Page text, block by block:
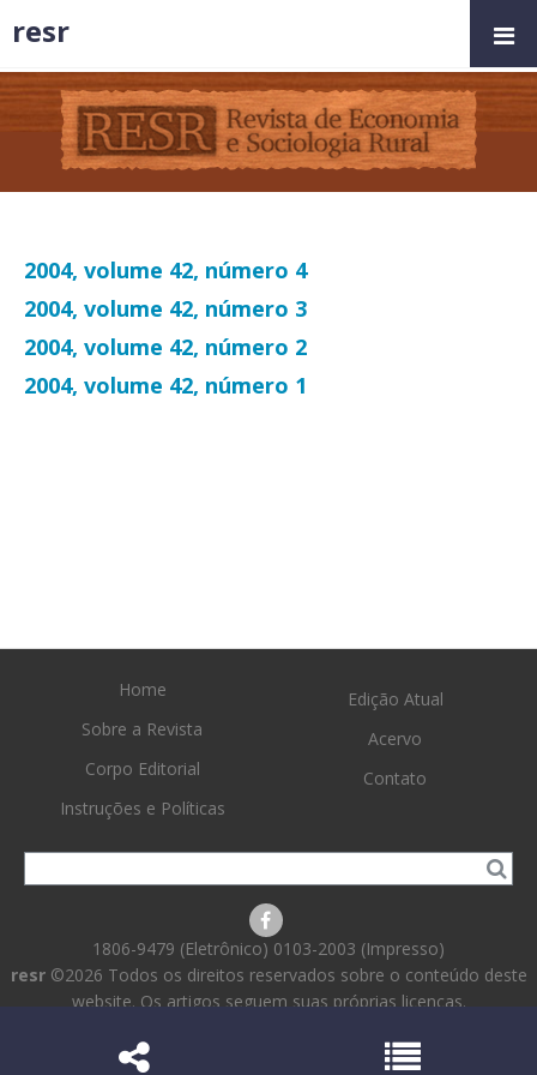
2004, volume 42, número 4
2004, volume 42, número 3
2004, volume 42, número 2
2004, volume 42, número 1
Home
Sobre a Revista
Corpo Editorial
Instruções e Políticas
Edição Atual
Acervo
Contato
1806-9479 (Eletrônico) 0103-2003 (Impresso)
resr ©2026 Todos os direitos reservados sobre o conteúdo deste
website. Os artigos seguem suas próprias licenças.
resr